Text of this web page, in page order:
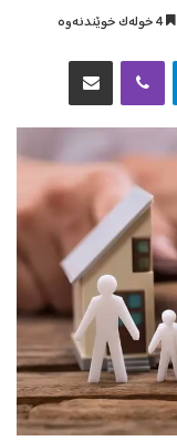
4 خولەک خوێندنەوە
Telegram